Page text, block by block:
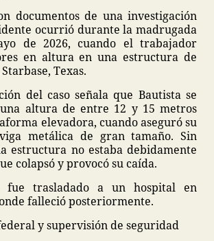
documentos de una investigación
ocurrió durante la madrugada
de 2026, cuando el trabajador
en altura en una estructura de
Texas.
del caso señala que Bautista se
altura de entre 12 y 15 metros
elevadora, cuando aseguró su
metálica de gran tamaño. Sin
estructura no estaba debidamente
colapsó y provocó su caída.
fue trasladado a un hospital en
falleció posteriormente.
y supervisión de seguridad